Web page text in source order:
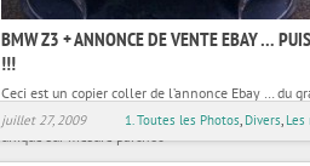
BMW Z3 + ANNONCE DE VENTE EBAY …
!!!
Ceci est un copier coller de l’annonce Ebay … du
!!! Vend cause bebe………………….. z3 1.9l 16s
unique sur mesure parchoc
juillet 27, 2009 1. Toutes les Photos, Divers, Les